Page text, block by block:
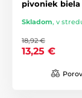
pivoniek biela
Skladom, v
18,92 €
13,25 €